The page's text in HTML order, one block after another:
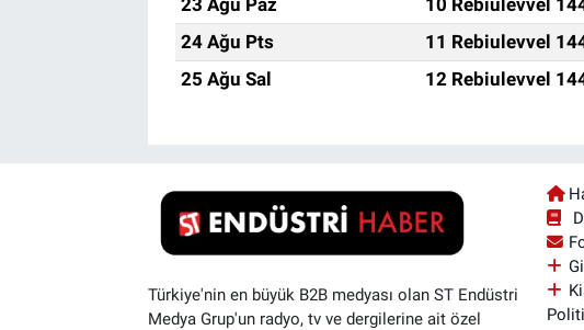
23 Ağu Paz
10 Rebiulevvel
24 Ağu Pts
11 Rebiulevvel
25 Ağu Sal
12 Rebiulevvel
Türkiye'nin en büyük B2B medyası olan ST Endüstri
Medya Grup'un radyo, tv ve dergilerine ait özel